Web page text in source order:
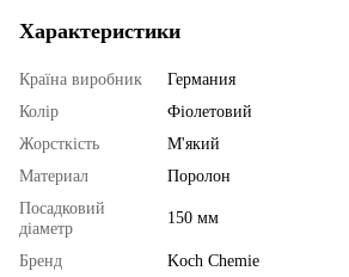
Характеристики
Країна виробник
Германия
Колір
Фіолетовий
Жорсткість
М'який
Материал
Поролон
Посадковий
діаметр
150 мм
Бренд Koch Chemie